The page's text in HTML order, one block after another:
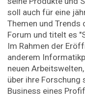
soll auch für eine
Themen und Trends
Forum und titelt es
Im Rahmen der
anderem
neuen
über ihre Forschung
Business eines